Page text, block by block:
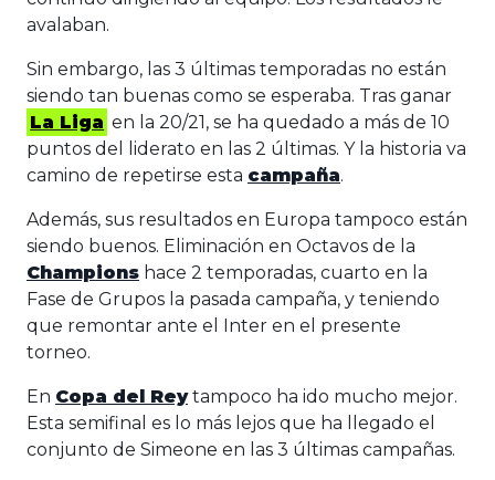
avalaban.
Sin embargo, las 3 últimas temporadas no están
siendo tan buenas como se esperaba. Tras ganar
La Liga en la 20/21, se ha quedado a más de 10
puntos del liderato en las 2 últimas. Y la historia va
camino de repetirse esta campaña.
Además, sus resultados en Europa tampoco están
siendo buenos. Eliminación en Octavos de la
Champions hace 2 temporadas, cuarto en la
Fase de Grupos la pasada campaña, y teniendo
que remontar ante el Inter en el presente
torneo.
En Copa del Reytampoco ha ido mucho mejor.
Esta semifinal es lo más lejos que ha llegado el
conjunto de Simeone en las 3 últimas campañas.